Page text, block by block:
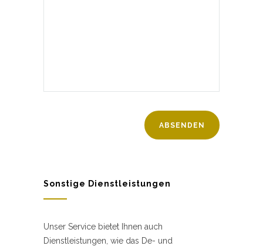
Sonstige Dienstleistungen
Unser Service bietet Ihnen auch
Dienstleistungen, wie das De- und